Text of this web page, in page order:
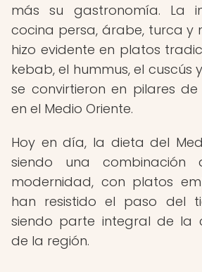
más su gastronomía. La
cocina persa, árabe, turca y
hizo evidente en platos
kebab, el hummus, el cuscús
se convirtieron en pilares
en el Medio Oriente.
Hoy en día, la dieta del
siendo una
modernidad, con platos
han resistido el paso del
siendo parte integral de la
de la región.